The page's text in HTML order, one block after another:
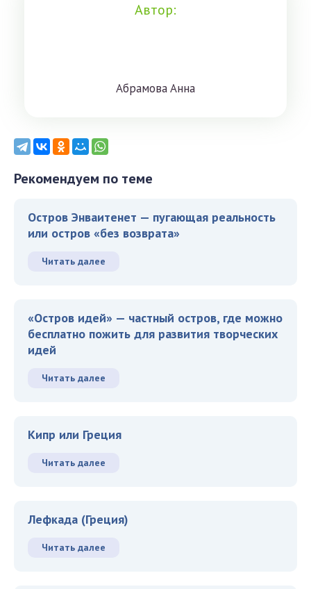
Автор:
Aбрaмoвa Aннa
Рекомендуем по теме
Остров Энваитенет — пугающая реальность
или остров «без возврата»
Читать далее
«Остров идей» — частный остров, где можно
бесплатно пожить для развития творческих
идей
Читать далее
Кипр или Греция
Читать далее
Лефкада (Греция)
Читать далее